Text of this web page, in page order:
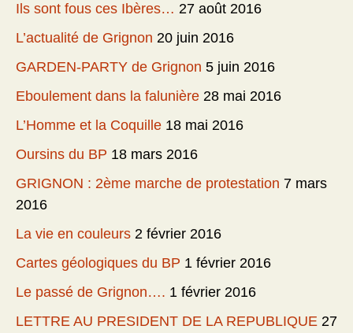
Ils sont fous ces Ibères… 27 août 2016
L’actualité de Grignon 20 juin 2016
GARDEN-PARTY de Grignon 5 juin 2016
Eboulement dans la falunière 28 mai 2016
L’Homme et la Coquille 18 mai 2016
Oursins du BP 18 mars 2016
GRIGNON : 2ème marche de protestation 7 mars
2016
La vie en couleurs 2 février 2016
Cartes géologiques du BP 1 février 2016
Le passé de Grignon…. 1 février 2016
LETTRE AU PRESIDENT DE LA REPUBLIQUE 27